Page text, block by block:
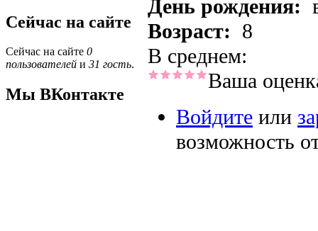
Сейчас на сайте
Сейчас на сайте 0
пользователей и 31 гость.
Мы ВКонтакте
День рождения:
Возраст: 8
В среднем:
Ваша
Войдите или
возможность